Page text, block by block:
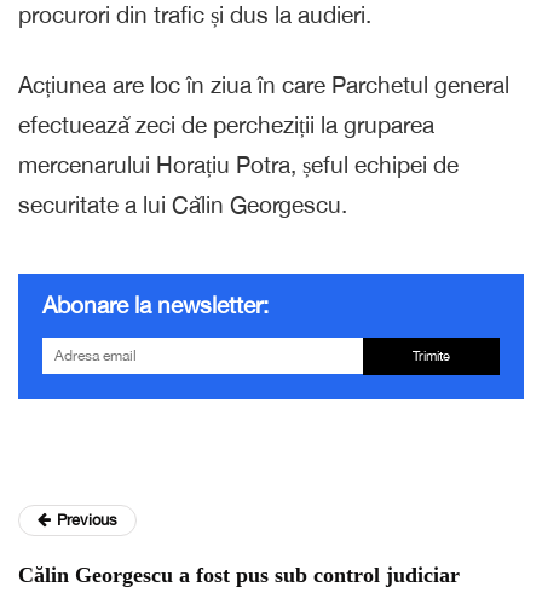
procurori din trafic și dus la audieri.
Acțiunea are loc în ziua în care Parchetul general
efectuează zeci de percheziții la gruparea
mercenarului Horațiu Potra, șeful echipei de
securitate a lui Călin Georgescu.
Abonare la newsletter:
Trimite
Previous
Călin Georgescu a fost pus sub control judiciar